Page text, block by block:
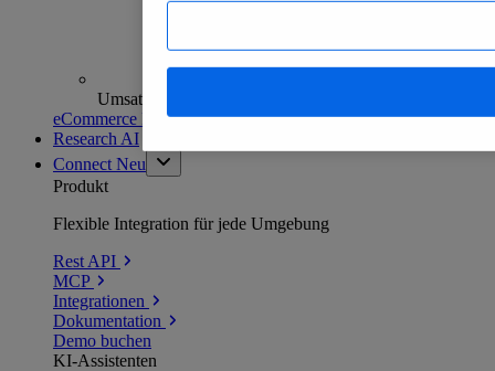
Umsatzanalysen und -prognosen
eCommerce Insights entdecken
Research AI
Connect Neu
Produkt
Flexible Integration für jede Umgebung
Rest API
MCP
Integrationen
Dokumentation
Demo buchen
KI-Assistenten